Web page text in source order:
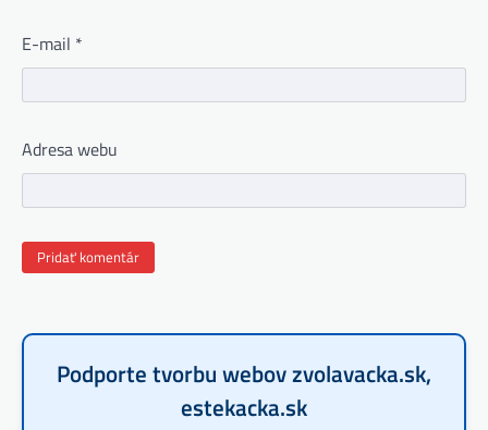
E-mail *
Adresa webu
Podporte tvorbu webov zvolavacka.sk,
estekacka.sk